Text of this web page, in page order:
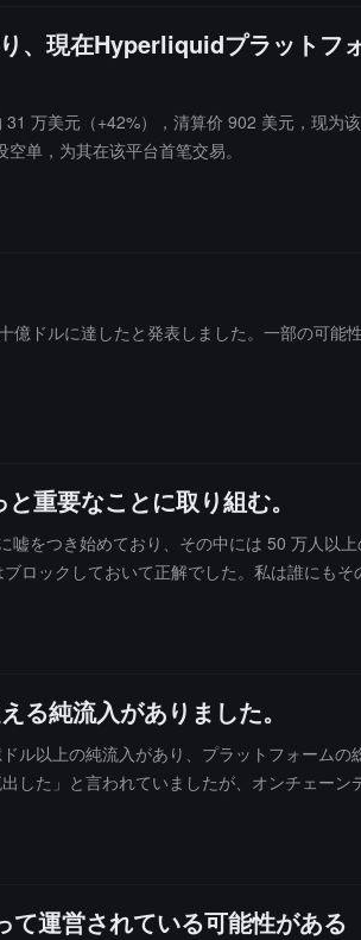
、現在Hyperliquidプラットフ
万美元（+42%），清算价 902 美元，现为
单，为其在该平台首笔交易。
ドルに達したと発表しました。一部の可能
重要なことに取り組む。
をつき始めており、その中には 50 万人以
ロックしておいて正解でした。私は誰にも
メディアが画像を転送しながら、報道まで
る純流入がありました。
以上の純流入があり、プラットフォームの
た」と言われていましたが、オンチェーン
者を装い、数ヶ月間も偽の AI 画像を使用し
運営されている可能性がある